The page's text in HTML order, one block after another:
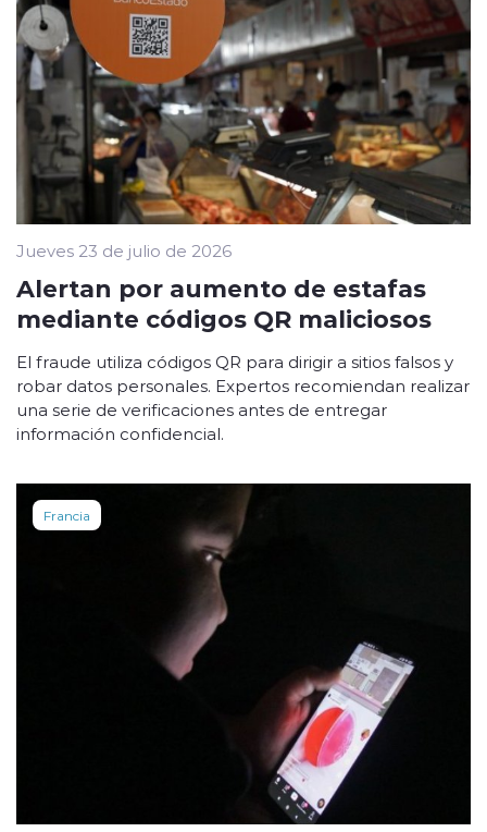
Jueves 23 de julio de 2026
Alertan por aumento de estafas
mediante códigos QR maliciosos
El fraude utiliza códigos QR para dirigir a sitios falsos y
robar datos personales. Expertos recomiendan realizar
una serie de verificaciones antes de entregar
información confidencial.
Francia